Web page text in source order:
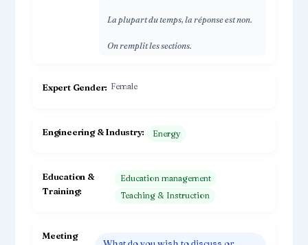
La plupart du temps, la réponse est non.
On remplit les sections.
quelques secondes.
soit ils passent au suivant.
C’est là que j’interviens.
d’ancienne recruteuse, j’ai l’habitude de
Expert Gender Female
Engineering & Industry Energy
Education &
Training
Education management
Teaching & Instruction
Meeting